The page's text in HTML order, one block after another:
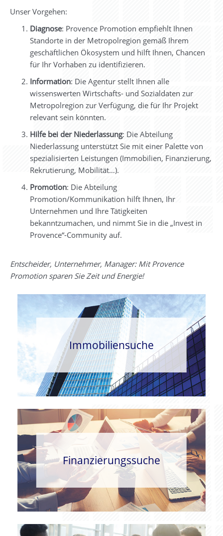
Unser Vorgehen:
Diagnose: Provence Promotion empfiehlt Ihnen
Standorte in der Metropolregion gemäß Ihrem
geschäftlichen Ökosystem und hilft Ihnen, Chancen
für Ihr Vorhaben zu identifizieren.
Information: Die Agentur stellt Ihnen alle
wissenswerten Wirtschafts- und Sozialdaten zur
Metropolregion zur Verfügung, die für Ihr Projekt
relevant sein könnten.
Hilfe bei der Niederlassung: Die Abteilung
Niederlassung unterstützt Sie mit einer Palette von
spezialisierten Leistungen (Immobilien, Finanzierung,
Rekrutierung, Mobilität…).
Promotion: Die Abteilung
Promotion/Kommunikation hilft Ihnen, Ihr
Unternehmen und Ihre Tätigkeiten
bekanntzumachen, und nimmt Sie in die „Invest in
Provence“-Community auf.
Entscheider, Unternehmer, Manager: Mit Provence
Promotion sparen Sie Zeit und Energie!
Immobiliensuche
Finanzierungssuche